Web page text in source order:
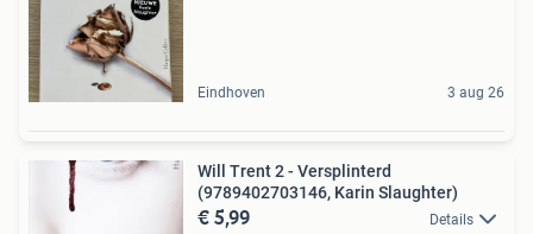
Eindhoven 3 aug 26
Will Trent 2 - Versplinterd
(9789402703146, Karin Slaughter)
€ 5,99 Details